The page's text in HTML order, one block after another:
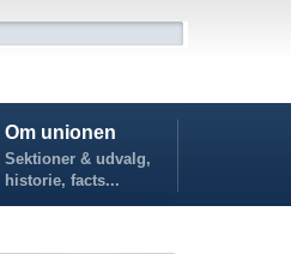
Om unionen
Sektioner & udvalg,
historie, facts...